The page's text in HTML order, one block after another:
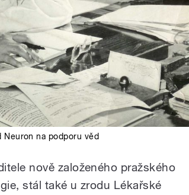
Neuron na podporu věd
nově založeného pražského
stál také u zrodu Lékařské